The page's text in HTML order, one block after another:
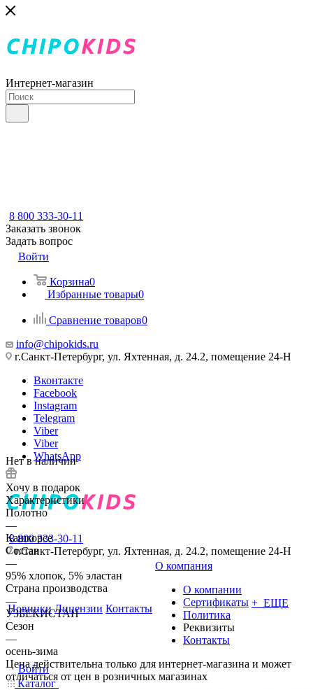
Интернет-магазин
8 800 333-30-11
Заказать звонок
Задать вопрос
Войти
Корзина0
Избранные товары0
Сравнение товаров0
info@chipokids.ru
г.Санкт-Петербург, ул. Яхтенная, д. 24.2, помещение 24-Н
Вконтакте
Facebook
Instagram
Telegram
Viber
Viber
WhatsApp
8 800 333-30-11
г.Санкт-Петербург, ул. Яхтенная, д. 24.2, помещение 24-Н
Новинки Лицензии Контакты
О компания
О компании
Сертификаты
Политика
Реквизиты
Контакты
+ ЕЩЕ
Войти
Каталог
Нет в наличии
Хочу в подарок
Характеристики
Полотно
—
Кашкорсе
Состав
—
95% хлопок, 5% эластан
Страна производства
—
УЗБЕКИСТАН
Сезон
—
осень-зима
Цена действительна только для интернет-магазина и может
отличаться от цен в розничных магазинах